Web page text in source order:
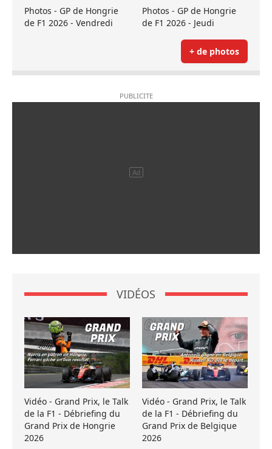
Photos - GP de Hongrie
de F1 2026 - Vendredi
Photos - GP de Hongrie
de F1 2026 - Jeudi
+ de photos
VIDÉOS
Vidéo - Grand Prix, le Talk
de la F1 - Débriefing du
Grand Prix de Hongrie
2026
Vidéo - Grand Prix, le Talk
de la F1 - Débriefing du
Grand Prix de Belgique
2026